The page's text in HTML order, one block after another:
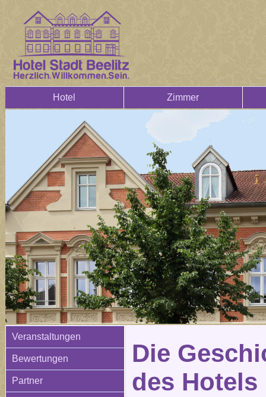
Hotel Zimmer
Veranstaltungen
Bewertungen
Partner
Die
des Hotels